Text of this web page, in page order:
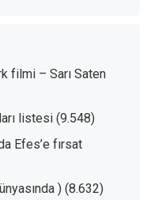
filmi – Sarı Saten
listesi (9.548)
Efes’e fırsat
) (8.632)